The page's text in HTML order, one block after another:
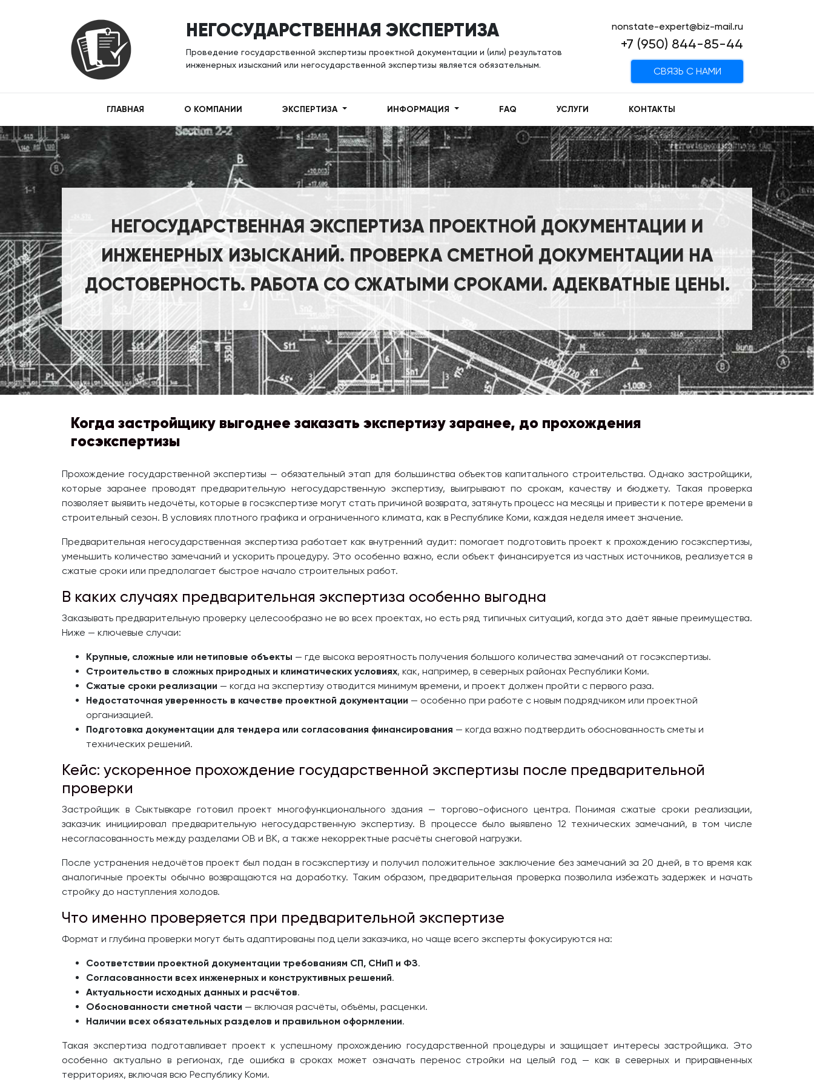
НЕГОСУДАРСТВЕННАЯ ЭКСПЕРТИЗА
Проведение государственной экспертизы проектной документации и (или) результатов
инженерных изысканий или негосударственной экспертизы является обязательным.
nonstate-expert@biz-mail.ru
+7 (950) 844-85-44
CВЯЗЬ С НАМИ
ГЛАВНАЯ О КОМПАНИИ ЭКСПЕРТИЗА ИНФОРМАЦИЯ FAQ УСЛУГИ КОНТАКТЫ
НЕГОСУДАРСТВЕННАЯ ЭКСПЕРТИЗА ПРОЕКТНОЙ ДОКУМЕНТАЦИИ И
ИНЖЕНЕРНЫХ ИЗЫСКАНИЙ. ПРОВЕРКА СМЕТНОЙ ДОКУМЕНТАЦИИ НА
ДОСТОВЕРНОСТЬ. РАБОТА СО СЖАТЫМИ СРОКАМИ. АДЕКВАТНЫЕ ЦЕНЫ.
Когда застройщику выгоднее заказать экспертизу заранее, до прохождения
госэкспертизы
Прохождение государственной экспертизы — обязательный этап для большинства объектов капитального строительства. Однако застройщики,
которые заранее проводят предварительную негосударственную экспертизу, выигрывают по срокам, качеству и бюджету. Такая проверка
позволяет выявить недочёты, которые в госэкспертизе могут стать причиной возврата, затянуть процесс на месяцы и привести к потере времени в
строительный сезон. В условиях плотного графика и ограниченного климата, как в Республике Коми, каждая неделя имеет значение.
Предварительная негосударственная экспертиза работает как внутренний аудит: помогает подготовить проект к прохождению госэкспертизы,
уменьшить количество замечаний и ускорить процедуру. Это особенно важно, если объект финансируется из частных источников, реализуется в
сжатые сроки или предполагает быстрое начало строительных работ.
В каких случаях предварительная экспертиза особенно выгодна
Заказывать предварительную проверку целесообразно не во всех проектах, но есть ряд типичных ситуаций, когда это даёт явные преимущества.
Ниже — ключевые случаи:
Крупные, сложные или нетиповые объекты — где высока вероятность получения большого количества замечаний от госэкспертизы.
Строительство в сложных природных и климатических условиях, как, например, в северных районах Республики Коми.
Сжатые сроки реализации — когда на экспертизу отводится минимум времени, и проект должен пройти с первого раза.
Недостаточная уверенность в качестве проектной документации — особенно при работе с новым подрядчиком или проектной
организацией.
Подготовка документации для тендера или согласования финансирования — когда важно подтвердить обоснованность сметы и
технических решений.
Кейс: ускоренное прохождение государственной экспертизы после предварительной
проверки
Застройщик в Сыктывкаре готовил проект многофункционального здания — торгово-офисного центра. Понимая сжатые сроки реализации,
заказчик инициировал предварительную негосударственную экспертизу. В процессе было выявлено 12 технических замечаний, в том числе
несогласованность между разделами ОВ и ВК, а также некорректные расчёты снеговой нагрузки.
После устранения недочётов проект был подан в госэкспертизу и получил положительное заключение без замечаний за 20 дней, в то время как
аналогичные проекты обычно возвращаются на доработку. Таким образом, предварительная проверка позволила избежать задержек и начать
стройку до наступления холодов.
Что именно проверяется при предварительной экспертизе
Формат и глубина проверки могут быть адаптированы под цели заказчика, но чаще всего эксперты фокусируются на:
Соответствии проектной документации требованиям СП, СНиП и ФЗ.
Согласованности всех инженерных и конструктивных решений.
Актуальности исходных данных и расчётов.
Обоснованности сметной части — включая расчёты, объёмы, расценки.
Наличии всех обязательных разделов и правильном оформлении.
Такая экспертиза подготавливает проект к успешному прохождению государственной процедуры и защищает интересы застройщика. Это
особенно актуально в регионах, где ошибка в сроках может означать перенос стройки на целый год — как в северных и приравненных
территориях, включая всю Республику Коми.